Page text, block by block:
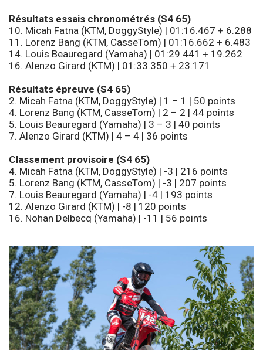
Résultats essais chronométrés (S4 65)
10. Micah Fatna (KTM, DoggyStyle) | 01:16.467 + 6.288
11. Lorenz Bang (KTM, CasseTom) | 01:16.662 + 6.483
14. Louis Beauregard (Yamaha) | 01:29.441 + 19.262
16. Alenzo Girard (KTM) | 01:33.350 + 23.171
Résultats épreuve (S4 65)
2. Micah Fatna (KTM, DoggyStyle) | 1 – 1 | 50 points
4. Lorenz Bang (KTM, CasseTom) | 2 – 2 | 44 points
5. Louis Beauregard (Yamaha) | 3 – 3 | 40 points
7. Alenzo Girard (KTM) | 4 – 4 | 36 points
Classement provisoire (S4 65)
4. Micah Fatna (KTM, DoggyStyle) | -3 | 216 points
5. Lorenz Bang (KTM, CasseTom) | -3 | 207 points
7. Louis Beauregard (Yamaha) | -4 | 193 points
12. Alenzo Girard (KTM) | -8 | 120 points
16. Nohan Delbecq (Yamaha) | -11 | 56 points